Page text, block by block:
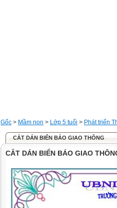
Gốc > Mầm non > Lớp 5 tuổi > Phát triển
CẮT DÁN BIỂN BÁO GIAO THÔNG
CẮT DÁN BIỂN BÁO GIAO